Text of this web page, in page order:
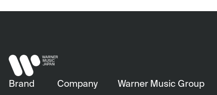
Brand Company Warner Music Group